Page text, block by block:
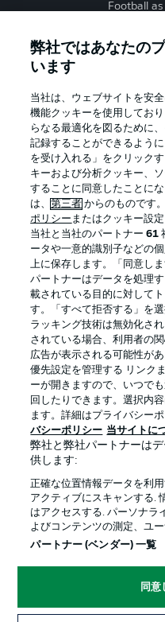
Football
Official Partners
プライバシー・ポリシー
利用条件
求人
当サイトについて
© 2026
言語をお選び
弊社ではあなたの
います
当社は、ウェブサイトを安
機能クッキーを使用してお
らなる最適化を図るために
記録することができるよう
を受け入れる」をクリック
キーおよび分析クッキー、
することに同意したことに
は、第三者 からのものです
ポリシー またはクッキー設
当社と当社のパートナー61
ータや一意的識別子などの
上に保存します。「同意し
パートナーはデータを処理
載されている目的に対して
す。「すべて拒否する」を
ラッキング技術は無効化さ
されている場合、利用者の
広告が表示される可能性が
優先設定を管理する リンク
ーが開きますので、いつで
回したりできます。選択内
ます。詳細はプライバシー
バシーポリシー 当サイトに
弊社と弊社パートナーは
供します:
正確な位置情報データを利
アクティブにスキャンする.
はアクセスする. パーソナラ
よびコンテンツの測定、ユ
パートナー (ベンダー) 一覧
同意